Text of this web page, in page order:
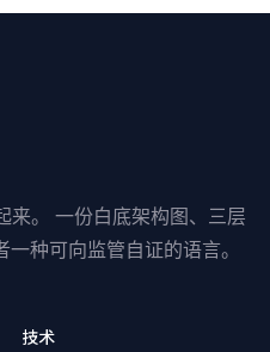
来。 一份白底架构图、三层
种可向监管自证的语言。
技术